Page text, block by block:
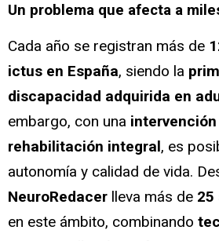
Un problema que afecta a
Cada año se registran más de
ictus en España, siendo la
discapacidad adquirida en
embargo, con una
rehabilitación integral, es
autonomía y calidad de vida.
NeuroRedacer lleva más de 25
en este ámbito, combinando